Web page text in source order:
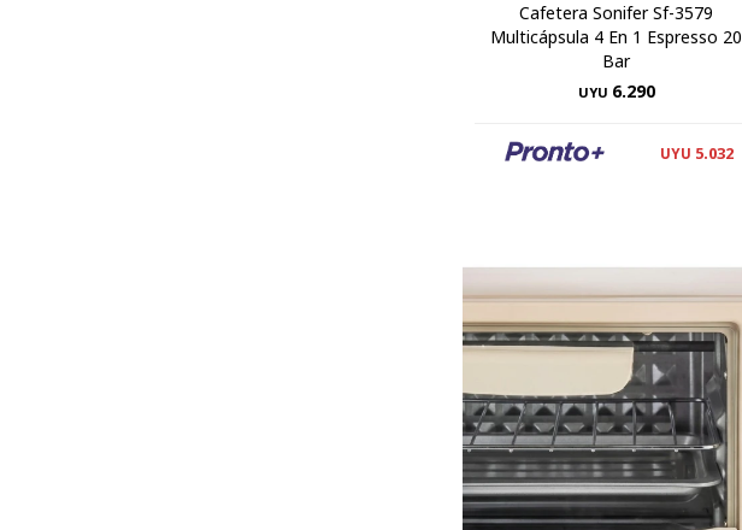
Cafetera Sonifer Sf-3579
Multicápsula 4 En 1 Espresso 20
Bar
UYU 6.290
UYU 5.032